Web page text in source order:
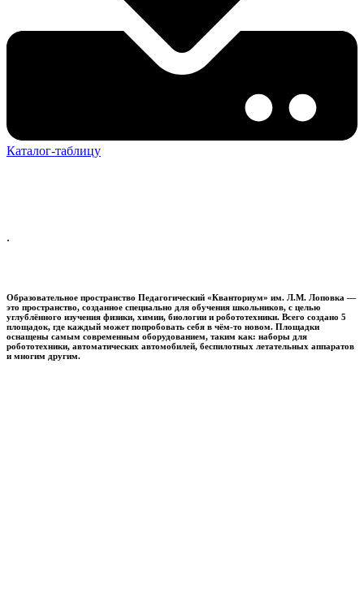
Каталог-таблицу
.
Образовательное пространство Педагогический «Кванториум» им. Л.М. Лоповка —
это пространство, созданное специально для обучения школьников, с целью
углублённого изучения физики, химии, биологии и робототехники. Всего создано 5
площадок, где каждый может попробовать себя в чём-то новом. Площадки
оснащены самым современным оборудованием, таким как: наборы для
робототехники, автоматических автомобилей, беспилотных летательных аппаратов
и многим другим.